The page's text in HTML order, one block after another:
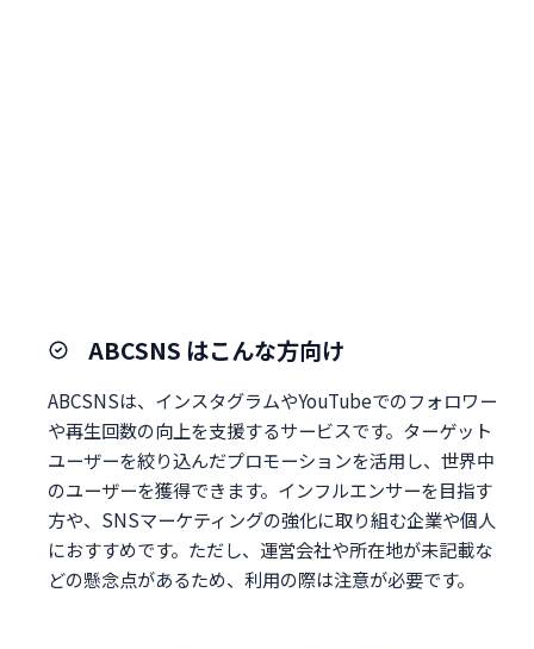
ABCSNS はこんな方向け
ABCSNSは、インスタグラムやYouTubeでのフォロワー
や再生回数の向上を支援するサービスです。ターゲット
ユーザーを絞り込んだプロモーションを活用し、世界中
のユーザーを獲得できます。インフルエンサーを目指す
方や、SNSマーケティングの強化に取り組む企業や個人
におすすめです。ただし、運営会社や所在地が未記載な
どの懸念点があるため、利用の際は注意が必要です。